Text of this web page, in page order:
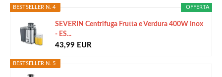
OFFERTA
BESTSELLER N. 4
SEVERIN Centrifuga Frutta e Verdura 400W Inox
- ES...
43,99 EUR
BESTSELLER N. 5